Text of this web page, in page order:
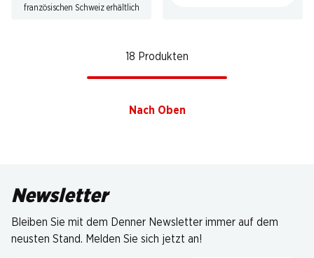
französischen Schweiz erhältlich
18 Produkten
Nach Oben
Newsletter
Bleiben Sie mit dem Denner Newsletter immer auf dem
neusten Stand. Melden Sie sich jetzt an!